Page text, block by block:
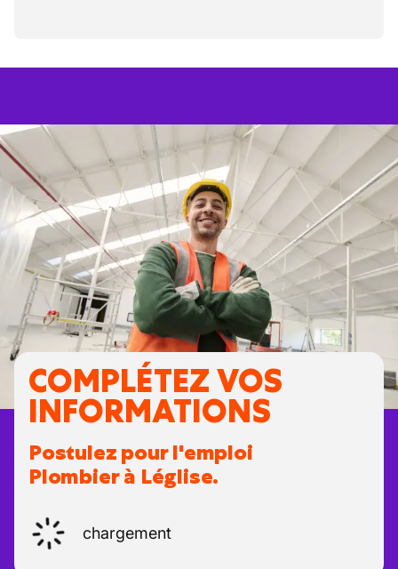
COMPLÉTEZ VOS
INFORMATIONS
Postulez pour l'emploi
Plombier à Léglise.
chargement